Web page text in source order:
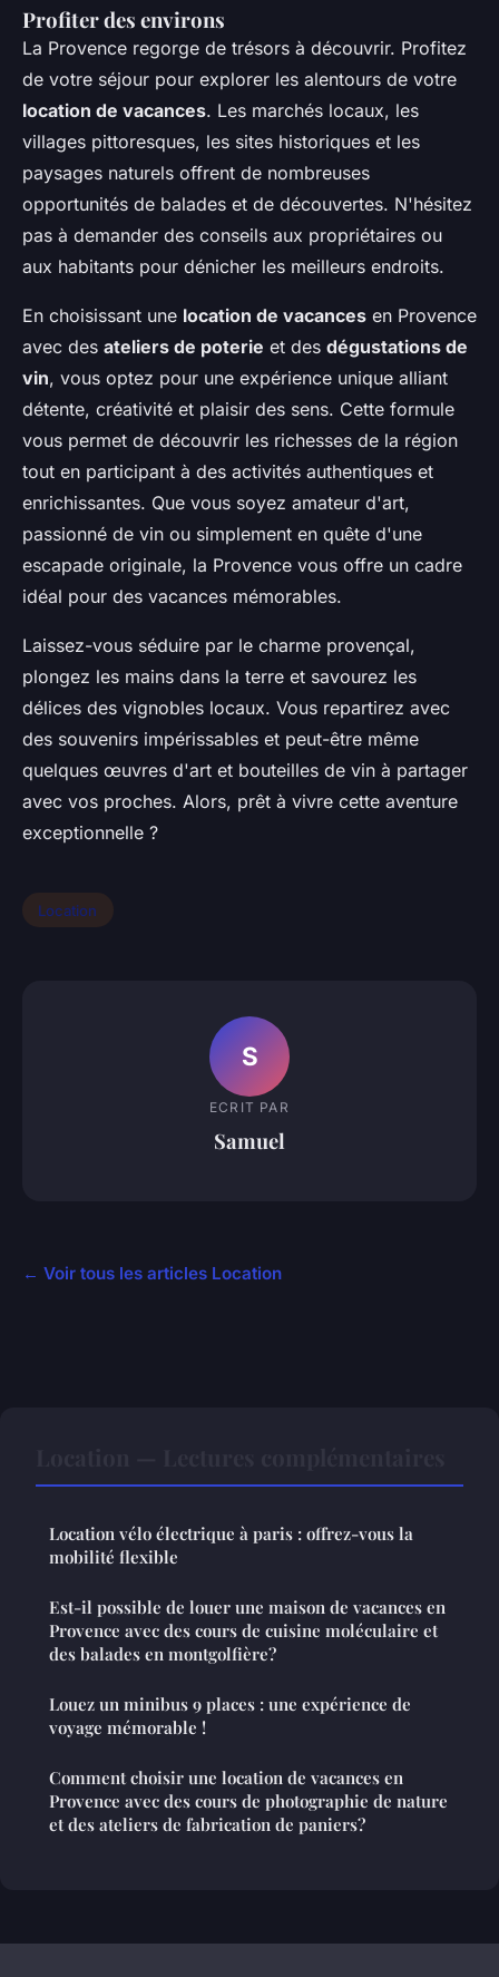
Profiter des environs
La Provence regorge de trésors à découvrir. Profitez
de votre séjour pour explorer les alentours de votre
location de vacances. Les marchés locaux, les
villages pittoresques, les sites historiques et les
paysages naturels offrent de nombreuses
opportunités de balades et de découvertes. N'hésitez
pas à demander des conseils aux propriétaires ou
aux habitants pour dénicher les meilleurs endroits.
En choisissant une location de vacances en Provence
avec des ateliers de poterie et des dégustations de
vin, vous optez pour une expérience unique alliant
détente, créativité et plaisir des sens. Cette formule
vous permet de découvrir les richesses de la région
tout en participant à des activités authentiques et
enrichissantes. Que vous soyez amateur d'art,
passionné de vin ou simplement en quête d'une
escapade originale, la Provence vous offre un cadre
idéal pour des vacances mémorables.
Laissez-vous séduire par le charme provençal,
plongez les mains dans la terre et savourez les
délices des vignobles locaux. Vous repartirez avec
des souvenirs impérissables et peut-être même
quelques œuvres d'art et bouteilles de vin à partager
avec vos proches. Alors, prêt à vivre cette aventure
exceptionnelle ?
Location
S
ECRIT PAR
Samuel
← Voir tous les articles Location
Location vélo électrique à paris : offrez-vous la
mobilité flexible
Est-il possible de louer une maison de vacances en
Provence avec des cours de cuisine moléculaire et
des balades en montgolfière?
Louez un minibus 9 places : une expérience de
voyage mémorable !
Comment choisir une location de vacances en
Provence avec des cours de photographie de nature
et des ateliers de fabrication de paniers?